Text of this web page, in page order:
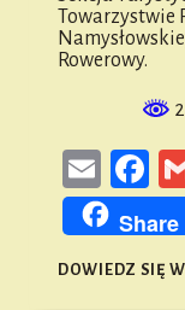
Towarzystwie
Rowerowy.
Email
Share
DOWIEDZ SIĘ